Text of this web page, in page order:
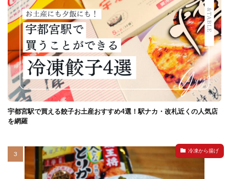
宇都宮駅で買える餃子お土産おすすめ4選！駅ナカ・改札近くの人気店
を網羅
冷凍から揚げ